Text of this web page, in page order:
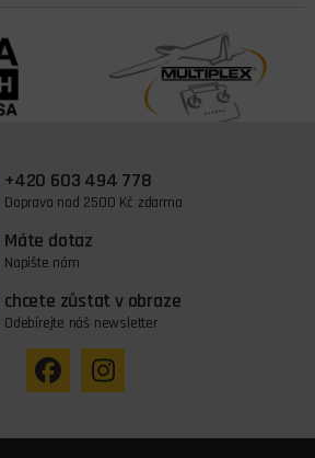
+420 603 494 778
Doprava nad 2500 Kč zdarma
Máte dotaz
Napište nám
chcete zůstat v obraze
Odebírejte náš newsletter